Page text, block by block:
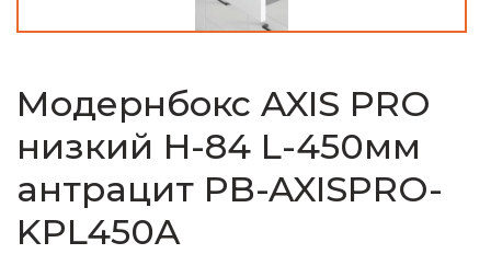
Модернбокс AXIS PRO
низкий H-84 L-450мм
антрацит PB-AXISPRO-
KPL450A